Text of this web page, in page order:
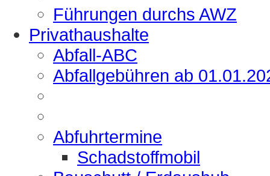
Führungen durchs AWZ
Privathaushalte
Abfall-ABC
Abfallgebühren ab
Abfuhrtermine
Schadstoffmobil